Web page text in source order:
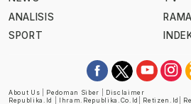
ANALISIS
SPORT
About Us Pedoman Siber
Disclaimer
Republika.id
Ihram.republika.co.id Retizen.id